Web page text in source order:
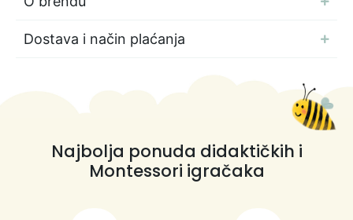
Dostava i način plaćanja
Najbolja ponuda didaktičkih i
Montessori igračaka